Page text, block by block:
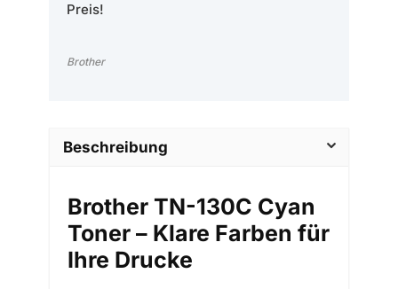
Preis!
Brother
Beschreibung
Brother TN-130C Cyan
Toner – Klare Farben für
Ihre Drucke